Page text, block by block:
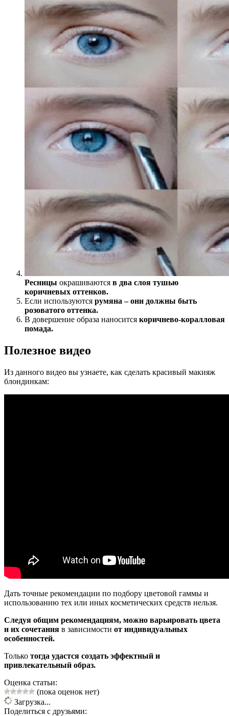
Ресницы окрашиваются в два слоя тушью
коричневых оттенков.
Если используются румяна – они должны быть
розоватого оттенка.
В довершение образа наносится коричнево-коралловая
помада.
Полезное видео
Из данного видео вы узнаете, как сделать красивый макияж
блондинкам:
Дать точные рекомендации по подбору цветовой гаммы и
использованию тех или иных косметических средств нельзя.
Следуя общим рекомендациям, можно варьировать цвета
и их сочетания в зависимости от индивидуальных
особенностей.
Только тогда удастся создать эффектный и
привлекательный образ.
Оценка статьи:
(пока оценок нет)
Загрузка...
Поделиться с друзьями: